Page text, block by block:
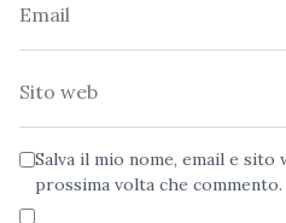
Salva il mio nome, email e
prossima volta che commento.